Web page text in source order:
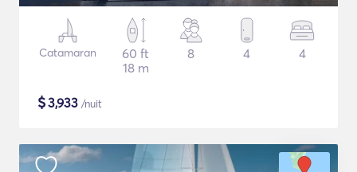
Catamaran
60 ft
18 m
8 4 4
$3,933 /nuit